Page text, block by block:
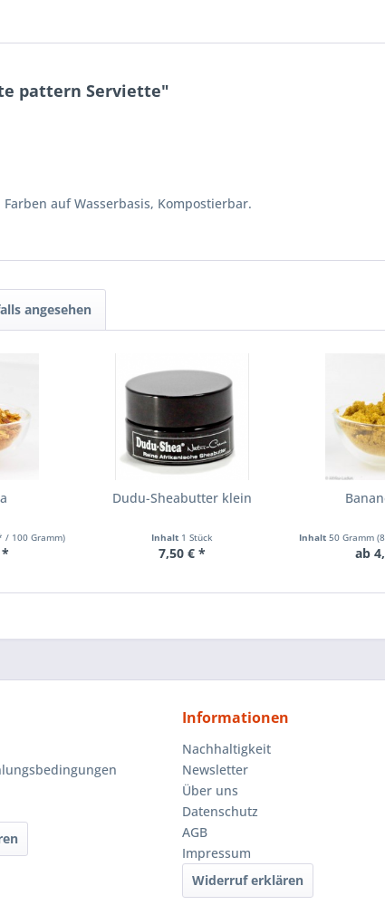
pattern Serviette"
auf Wasserbasis, Kompostierbar.
angesehen
/ 100 Gramm)
*
Dudu-Sheabutter klein
Inhalt 1 Stück
7,50 € *
Inhalt50 Gramm
ab
Informationen
Nachhaltigkeit
Newsletter
Über uns
Datenschutz
AGB
Impressum
Widerruf erklären